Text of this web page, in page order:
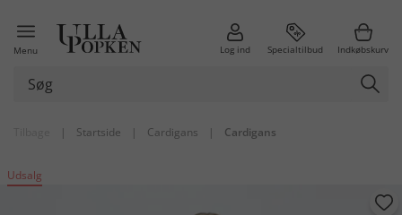
Menu Log ind Specialtilbud Indkøbskurv
| Startside | Cardigans | Cardigans
Udsalg